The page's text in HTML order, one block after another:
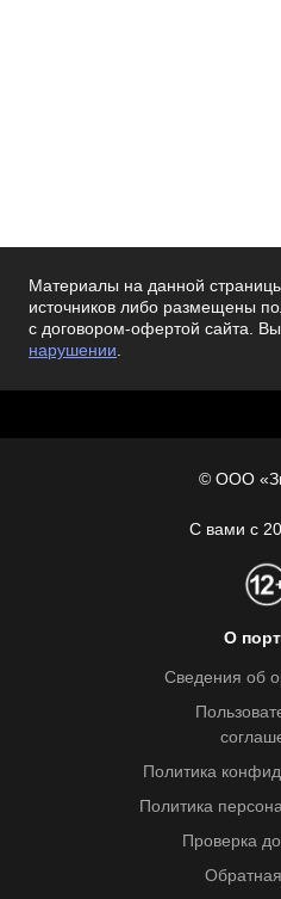
Материалы на данной
источников либо размещены
с договором-офертой сайта.
нарушении.
© ООО
С вами с
О
Сведения об
Политика
Политика
Проверка